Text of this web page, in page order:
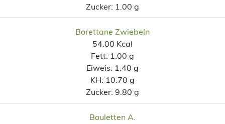
Zucker: 1.00 g
Borettane Zwiebeln
54.00 Kcal
Fett: 1.00 g
Eiweis: 1.40 g
KH: 10.70 g
Zucker: 9.80 g
Bouletten A.